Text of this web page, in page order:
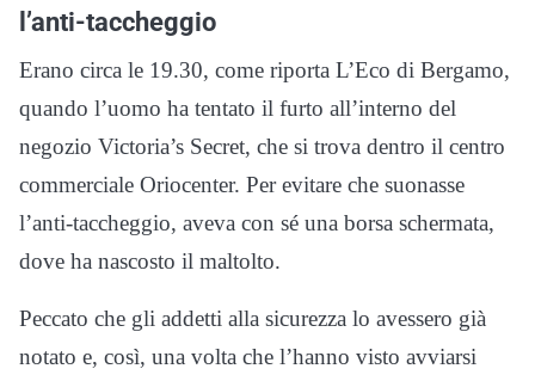
l’anti-taccheggio
Erano circa le 19.30, come riporta L’Eco di Bergamo,
quando l’uomo ha tentato il furto all’interno del
negozio Victoria’s Secret, che si trova dentro il centro
commerciale Oriocenter. Per evitare che suonasse
l’anti-taccheggio, aveva con sé una borsa schermata,
dove ha nascosto il maltolto.
Peccato che gli addetti alla sicurezza lo avessero già
notato e, così, una volta che l’hanno visto avviarsi